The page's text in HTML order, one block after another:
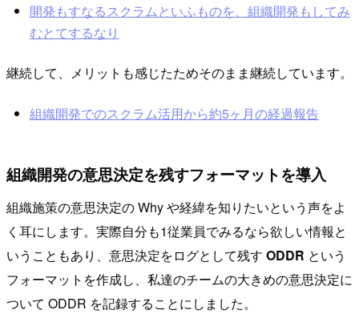
開発もすなるスクラムといふものを、組織開発もしてみ
むとてするなり
継続して、メリットも感じたためそのまま継続しています。
組織開発でのスクラム活用から約5ヶ月の経過報告
組織開発の意思決定を残すフォーマットを導入
組織施策の意思決定の Why や経緯を知りたいという声をよ
く耳にします。実際自分も1従業員でみるなら欲しい情報と
いうこともあり、意思決定をログとして残す ODDR という
フォーマットを作成し、私達のチームの大きめの意思決定に
ついて ODDR を記録することにしました。